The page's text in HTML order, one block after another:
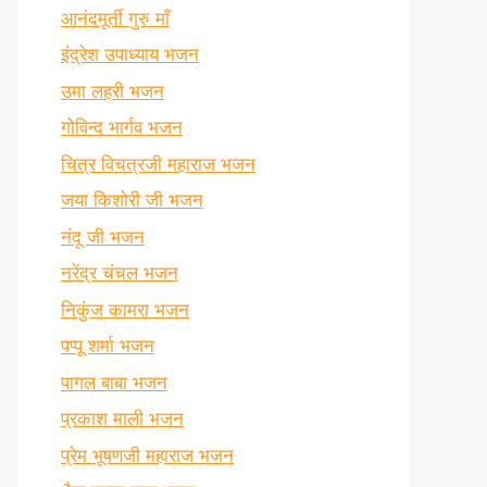
आनंदमूर्ती गुरु माँ
इंद्रेश उपाध्याय भजन
उमा लहरी भजन
गोविन्द भार्गव भजन
चित्र विचत्रजी महाराज भजन
जया किशोरी जी भजन
नंदू जी भजन
नरेंद्र चंचल भजन
निकुंज कामरा भजन
पप्पू शर्मा भजन
पागल बाबा भजन
प्रकाश माली भजन
प्रेम भूषणजी महाराज भजन